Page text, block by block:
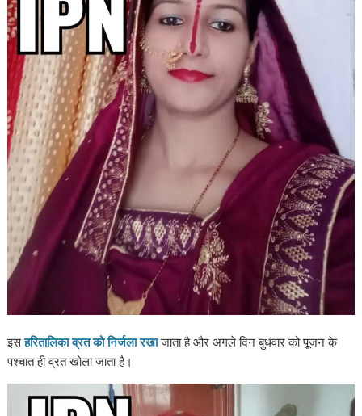
इसहरितालिका व्रत को निर्जला रखाजाता है और अगले दिन बुधवार को पूजन के
पश्चात ही व्रत खोला जाता है।